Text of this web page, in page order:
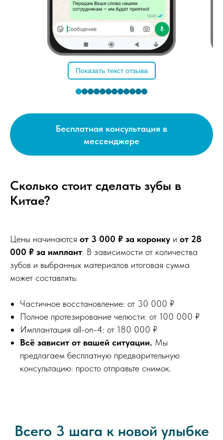
Показать текст отзыва
Бесплатная консультация в
мессенджере
Сколько стоит сделать зубы в
Китае?
Цены начинаются от 3 000 ₽ за коронку и от 28
000 ₽ за имплант . В зависимости от количества
зубов и выбранных материалов итоговая сумма
может составлять:
Частичное восстановление: от 30 000 ₽
Полное протезирование челюсти: от 100 000 ₽
Имплантация all-on-4: от 180 000 ₽
Всё зависит от вашей ситуации. Мы
предлагаем бесплатную предварительную
консультацию: просто отправьте снимок.
Всего 3 шага к новой улыбке